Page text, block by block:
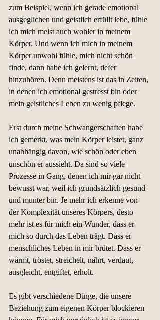
zum Beispiel, wenn ich gerade emotional
ausgeglichen und geistlich erfüllt lebe, fühle
ich mich meist auch wohler in meinem
Körper. Und wenn ich mich in meinem
Körper unwohl fühle, mich nicht schön
finde, dann habe ich gelernt, tiefer
hinzuhören. Denn meistens ist das in Zeiten,
in denen ich emotional gestresst bin oder
mein geistliches Leben zu wenig pflege.
Erst durch meine Schwangerschaften habe
ich gemerkt, was mein Körper leistet, ganz
unabhängig davon, wie schön oder eben
unschön er aussieht. Da sind so viele
Prozesse in Gang, denen ich mir gar nicht
bewusst war, weil ich grundsätzlich gesund
und munter bin. Je mehr ich erkenne von
der Komplexität unseres Körpers, desto
mehr ist es für mich ein Wunder, dass er
mich so durch das Leben trägt. Dass er
menschliches Leben in mir brütet. Dass er
wärmt, tröstet, streichelt, nährt, verdaut,
ausgleicht, entgiftet, erholt.
Es gibt verschiedene Dinge, die unsere
Beziehung zum eigenen Körper blockieren